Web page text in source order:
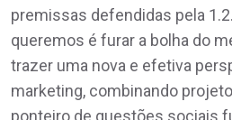
premissas defendidas pela
queremos é furar a bolha do
trazer uma nova e efetiva
marketing, combinando
ponteiro de questões sociais